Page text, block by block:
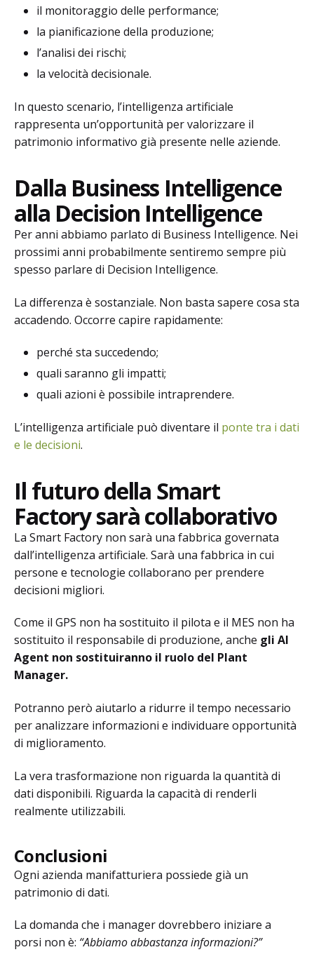
il monitoraggio delle performance;
la pianificazione della produzione;
l’analisi dei rischi;
la velocità decisionale.
In questo scenario, l’intelligenza artificiale
rappresenta un’opportunità per valorizzare il
patrimonio informativo già presente nelle aziende.
Dalla Business Intelligence
alla Decision Intelligence
Per anni abbiamo parlato di Business Intelligence. Nei
prossimi anni probabilmente sentiremo sempre più
spesso parlare di Decision Intelligence.
La differenza è sostanziale. Non basta sapere cosa sta
accadendo. Occorre capire rapidamente:
perché sta succedendo;
quali saranno gli impatti;
quali azioni è possibile intraprendere.
L’intelligenza artificiale può diventare il ponte tra i dati
e le decisioni.
Il futuro della Smart
Factory sarà collaborativo
La Smart Factory non sarà una fabbrica governata
dall’intelligenza artificiale. Sarà una fabbrica in cui
persone e tecnologie collaborano per prendere
decisioni migliori.
Come il GPS non ha sostituito il pilota e il MES non ha
sostituito il responsabile di produzione, anche gli AI
Agent non sostituiranno il ruolo del Plant
Manager.
Potranno però aiutarlo a ridurre il tempo necessario
per analizzare informazioni e individuare opportunità
di miglioramento.
La vera trasformazione non riguarda la quantità di
dati disponibili. Riguarda la capacità di renderli
realmente utilizzabili.
Conclusioni
Ogni azienda manifatturiera possiede già un
patrimonio di dati.
La domanda che i manager dovrebbero iniziare a
porsi non è: “Abbiamo abbastanza informazioni?”